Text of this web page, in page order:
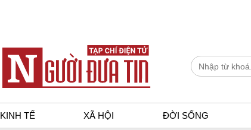
KINH TẾ XÃ HỘI ĐỜI SỐNG